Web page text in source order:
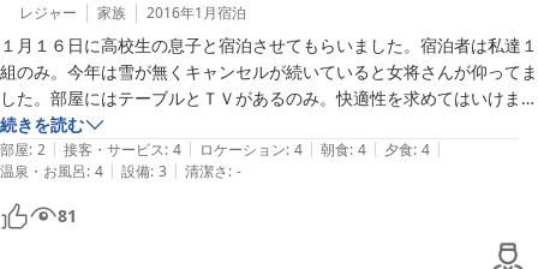
タオル類は、お風呂に用意されていて、使ったらお風呂にあるカゴに入
れていくという仕組みになってました。
やはり蒜山高原。昼間は暑くても、朝晩は、冷房がいらないぐらい涼し
くて、避暑に行くには最適でした！
レジャー 家族 2016年1月宿泊
１月１６日に高校生の息子と宿泊させてもらいました。宿泊者は私達１
組のみ。今年は雪が無くキャンセルが続いていると女将さんが仰ってま
した。部屋にはテーブルとＴＶがあるのみ。快適性を求めてはいけませ
ん。体育会系の合宿には適しているかも。田舎の古めいたレトロ感が好
きな方は大丈夫だと思います。風呂は５、６人が入れる大きめのバスタ
ブで疲れを癒してくれます。夕食は名物のジンギスカン。自家製のたれ
も良かったです。境港から直送された新鮮なお刺身や手の込んだ料理、
お漬け物も女将さんの気遣いが感じられました。しかし一押しはご飯で
す。いままでいろんな品種のお米を食べてきましたが、久しぶりにおい
続きを読む
部屋: 2 | 接客・サービス: 4 | ロケーション: 4 | 朝食: 4 | 夕食: 4 |
温泉・お風呂: 4 | 設備: 3 | 清潔さ: -
81